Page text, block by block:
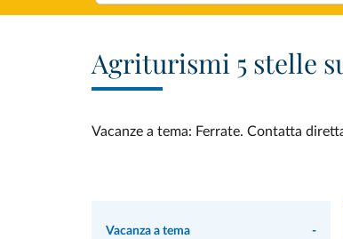
Agriturismi 5 stelle
Vacanze a tema: Ferrate. Contatta
Vacanza a tema
-